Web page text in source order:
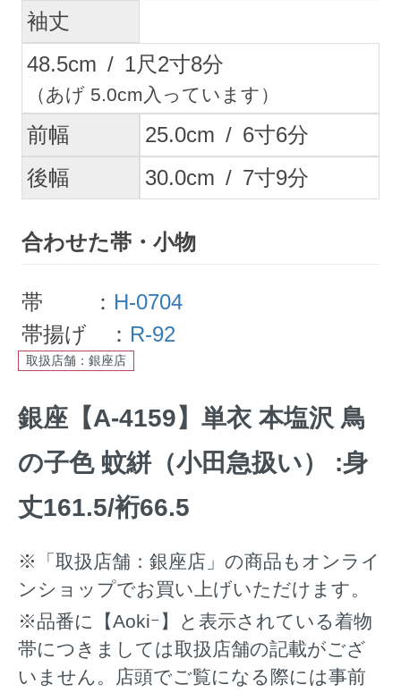
袖丈
48.5cm / 1尺2寸8分
（あげ 5.0cm入っています）
前幅 25.0cm / 6寸6分
後幅
30.0cm / 7寸9分
合わせた帯・小物
帯 ： H-0704
帯揚げ ： R-92
取扱店舗：銀座店
銀座【A-4159】単衣 本塩沢 鳥
の子色 蚊絣（小田急扱い） :身
丈161.5/裄66.5
※「取扱店舗：銀座店」の商品もオンライ
ンショップでお買い上げいただけます。
※品番に【Aokiｰ】と表示されている着物
帯につきましては取扱店舗の記載がござ
いません。店頭でご覧になる際には事前